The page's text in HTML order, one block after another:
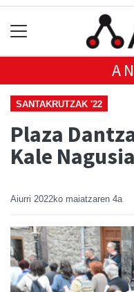
SANTAKRUTZAK '22
Plaza
Kale
Aiurri 2022ko maiatzaren 4a